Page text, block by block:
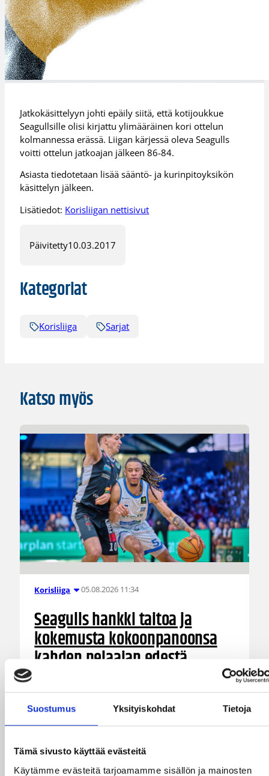
Suostumus Yksityiskohdat Tietoja
Tämä sivusto käyttää evästeitä
Käytämme evästeitä tarjoamamme sisällön ja mainosten
Jatkokäsittelyyn johti epäily siitä, että kotijoukkue
Seagullsille olisi kirjattu ylimääräinen kori ottelun
kolmannessa erässä. Liigan kärjessä oleva Seagulls
voitti ottelun jatkoajan jälkeen 86-84.
Asiasta tiedotetaan lisää sääntö- ja kurinpitoyksikön
käsittelyn jälkeen.
Lisätiedot: Korisliigan nettisivut
Päivitetty10.03.2017
Kategoriat
Korisliiga Sarjat
Katso myös
Korisliiga 05.08.2026 11:34
Seagulls hankki taitoa ja
kokemusta kokoonpanoonsa
kahden pelaajan edestä
Helsinki Seagullsin kokoonpano vahvistuu
kahdella tuoreella kasvolla. Joukkue on tehnyt
tulevan kauden mittaiset sopimukset viime
kaudella Saksan ProA-sarjan Karlsruhe Lionsia
Tyrese Williamsin sekä viime kaudella Kouvoja
edustaneen 32-vuotiaan Timi Puittisen kanssa.